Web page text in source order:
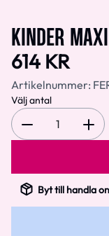
KINDER
614 KR
Artikelnummer:
Välj antal
1
Byt till handla